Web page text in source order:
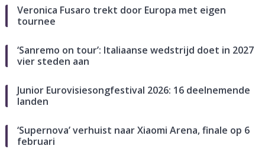
Veronica Fusaro trekt door Europa met eigen
tournee
‘Sanremo on tour’: Italiaanse wedstrijd doet in 2027
vier steden aan
Junior Eurovisiesongfestival 2026: 16 deelnemende
landen
‘Supernova’ verhuist naar Xiaomi Arena, finale op 6
februari